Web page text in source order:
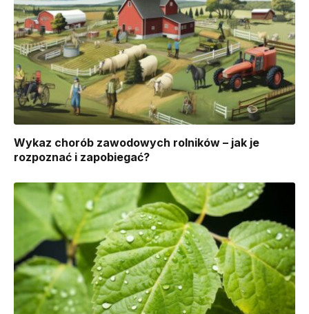
Wykaz chorób zawodowych rolników – jak je
rozpoznać i zapobiegać?